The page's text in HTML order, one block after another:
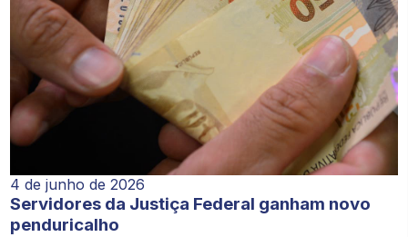
4 de junho de 2026
Servidores da Justiça Federal ganham novo
penduricalho